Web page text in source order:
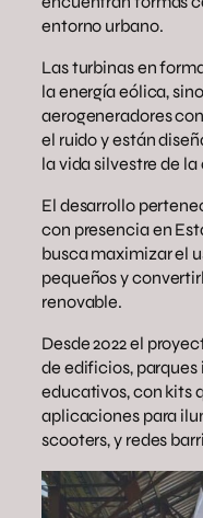
entorno urbano.
Las turbinas en
la energía eólica,
aerogeneradores
el ruido y están
la vida silvestre de la
El desarrollo
con presencia en
busca maximizar el
pequeños y
renovable.
Desde 2022 el
de edificios,
educativos, con kits
aplicaciones para
scooters, y redes